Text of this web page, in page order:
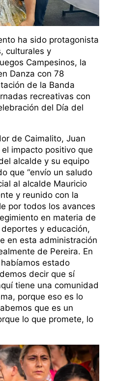
ha sido protagonista
culturales y
Campesinos, la
Danza con 78
de la Banda
recreativas con
del Día del
de Caimalito, Juan
impacto positivo que
alcalde y su equipo
que “envío un saludo
al alcalde Mauricio
y reunido con la
por todos los avances
en materia de
y educación,
en esta administración
de Pereira. En
estado
decir que sí
tiene una comunidad
porque eso es lo
que es un
lo que promete, lo